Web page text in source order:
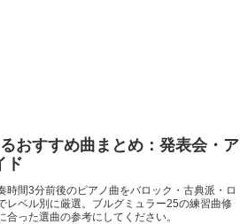
おすすめ曲まとめ：発表会・ア
ド
時間3分前後のピアノ曲をバロック・古典派・ロ
レベル別に厳選。ブルグミュラー25の練習曲修
った選曲の参考にしてください。